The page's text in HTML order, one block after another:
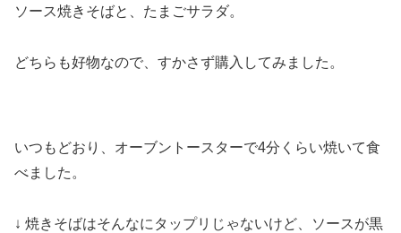
ソース焼きそばと、たまごサラダ。
どちらも好物なので、すかさず購入してみました。
いつもどおり、オーブントースターで4分くらい焼いて食
べました。
↓ 焼きそばはそんなにタップリじゃないけど、ソースが黒